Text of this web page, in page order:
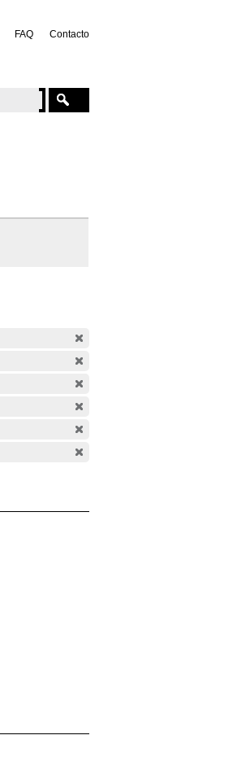
FAQ Contacto